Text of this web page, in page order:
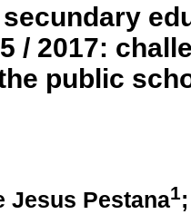
secundary
/ 2017:
public
Jesus Pestana1